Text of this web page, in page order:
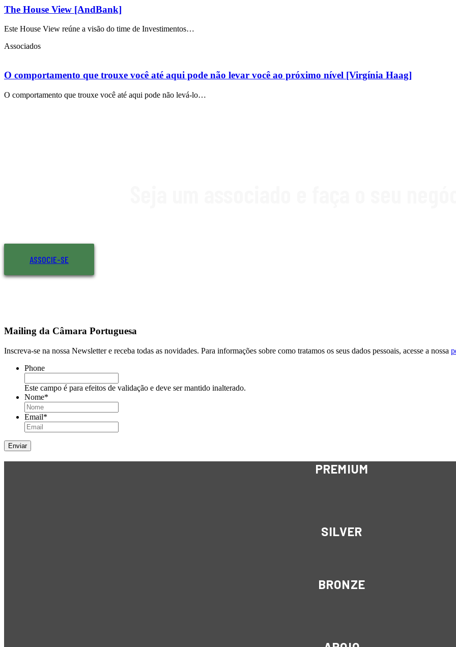
The House View [AndBank]
Este House View reúne a visão do time de Investimentos…
Associados
O comportamento que trouxe você até aqui pode não levar você ao próximo nível [Virgínia Haag]
O comportamento que trouxe você até aqui pode não levá-lo…
ASSOCIE-SE
Mailing da Câmara Portuguesa
Inscreva-se na nossa Newsletter e receba todas as novidades. Para informações sobre como tratamos os seus dados pessoais, acesse a nossa
Phone
Este campo é para efeitos de validação e deve ser mantido inalterado.
Nome*
Email*
PREMIUM
SILVER
BRONZE